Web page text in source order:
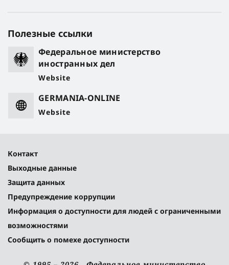
Полезные ссылки
Федеральное министерство
иностранных дел
Website
GERMANIA-ONLINE
Website
Контакт
Выходные данные
Защита данных
Предупреждение коррупции
Информация о доступности для людей с ограниченными
возможностями
Сообщить о помехе доступности